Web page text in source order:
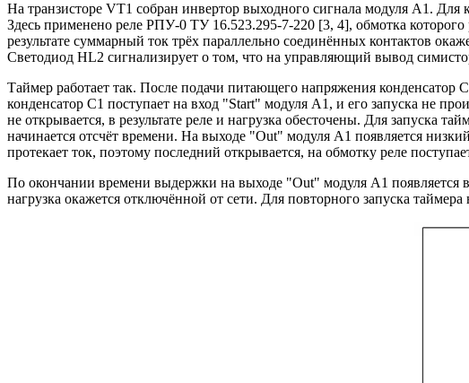
На транзисторе VT1 собран инвертор выходного сигнала модуля А1.
Здесь применено реле РПУ-0 ТУ 16.523.295-7-220 [3, 4], обмотка
результате суммарный ток трёх параллельно соединённых контактов
Светодиод HL2 сигнализирует о том, что на управляющий вывод
Таймер работает так. После подачи питающего напряжения конденсатор
конденсатор С1 поступает на вход "Start" модуля A1, и его запуска не
не открывается, в результате реле и нагрузка обесточены. Для запуска
начинается отсчёт времени. На выходе "Out" модуля А1 появляется
протекает ток, поэтому последний открывается, на обмотку реле
По окончании времени выдержки на выходе "Out" модуля А1 появляется
нагрузка окажется отключённой от сети. Для повторного запуска